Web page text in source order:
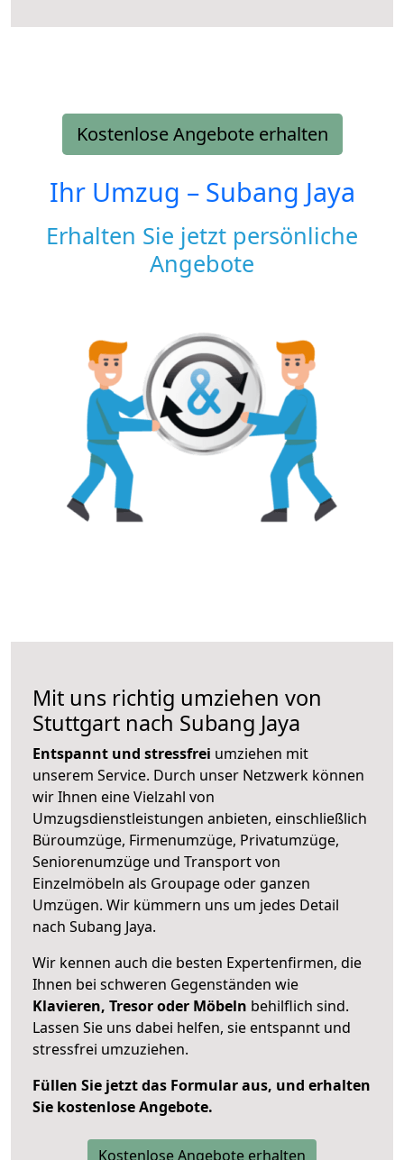
Kostenlose Angebote erhalten
Ihr Umzug – Subang Jaya
Erhalten Sie jetzt persönliche
Angebote
Mit uns richtig umziehen von
Stuttgart nach Subang Jaya
Entspannt und stressfrei umziehen mit
unserem Service. Durch unser Netzwerk können
wir Ihnen eine Vielzahl von
Umzugsdienstleistungen anbieten, einschließlich
Büroumzüge, Firmenumzüge, Privatumzüge,
Seniorenumzüge und Transport von
Einzelmöbeln als Groupage oder ganzen
Umzügen. Wir kümmern uns um jedes Detail
nach Subang Jaya.
Wir kennen auch die besten Expertenfirmen, die
Ihnen bei schweren Gegenständen wie
Klavieren, Tresor oder Möbeln behilflich sind.
Lassen Sie uns dabei helfen, sie entspannt und
stressfrei umzuziehen.
Füllen Sie jetzt das Formular aus, und erhalten
Sie kostenlose Angebote.
Kostenlose Angebote erhalten